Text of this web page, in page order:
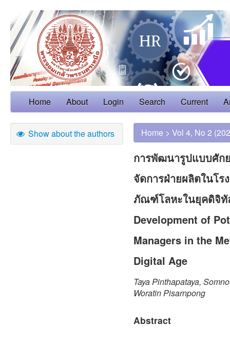
Home About Login Search Current
Show about the authors Home > Vol 4, No 2
การพัฒนารูปแบบศัก
จัดการฝ่ายผลิตในโร
ภัณฑ์โลหะในยุคดิจิทั
Development of
Managers in the
Digital Age
Taya Pinthapataya,
Woratin Pisarnpong
Abstract